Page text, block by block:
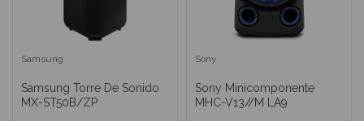
Samsung
Samsung Torre De Sonido
MX-ST50B/ZP
Sony
Sony Minicomponente
MHC-V13//M LA9